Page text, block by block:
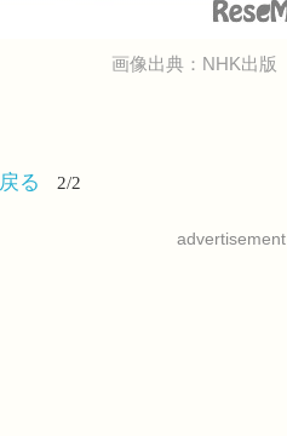
画像出典：NHK出版
る 2/2
advertisement